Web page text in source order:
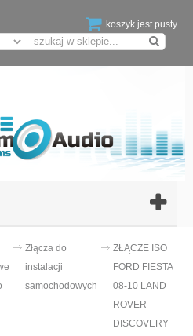
koszyk jest pusty
Złącza do
instalacji
samochodowych
ZŁĄCZE ISO
FORD FIESTA
08-10 LAND
ROVER
DISCOVERY